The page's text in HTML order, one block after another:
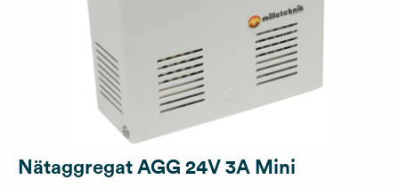
Nätaggregat AGG 24V 3A Mini